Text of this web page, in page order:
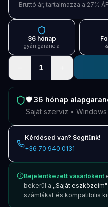
Szolgáltatások
Támogatás
Új termékek ÚJ
Keresés
Bruttó ár, tartalmazza a 27%
36 hónap
gyári garancia
1
🛡️36 hónap
Saját szerviz • Windows
Kérdésed van? Segítünk!
+36 70 940 0131
Bejelentkezett vásárlóként
bekerül a „Saját eszközeim"
számlákat és kompatibilis